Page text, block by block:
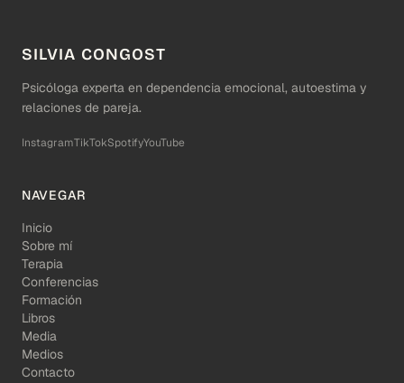
SILVIA CONGOST
Psicóloga experta en dependencia emocional, autoestima y
relaciones de pareja.
InstagramTikTokSpotifyYouTube
NAVEGAR
Inicio
Sobre mí
Terapia
Conferencias
Formación
Libros
Media
Medios
Contacto